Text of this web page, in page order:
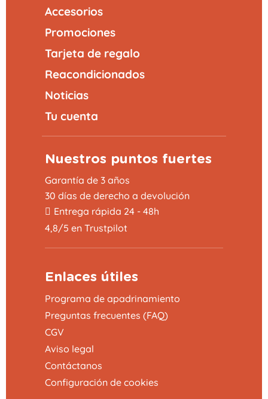
Accesorios
Promociones
Tarjeta de regalo
Reacondicionados
Noticias
Tu cuenta
Nuestros puntos fuertes
Garantía de 3 años
30 días de derecho a devolución
Entrega rápida 24 - 48h
4,8/5 en Trustpilot
Enlaces útiles
Programa de apadrinamiento
Preguntas frecuentes (FAQ)
CGV
Aviso legal
Contáctanos
Configuración de cookies